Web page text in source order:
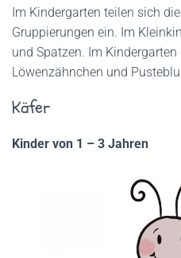
Im Kindergarten teilen sich
Gruppierungen ein. Im
und Spatzen. Im
Löwenzähnchen und
Käfer
Kinder von 1 – 3 Jahren